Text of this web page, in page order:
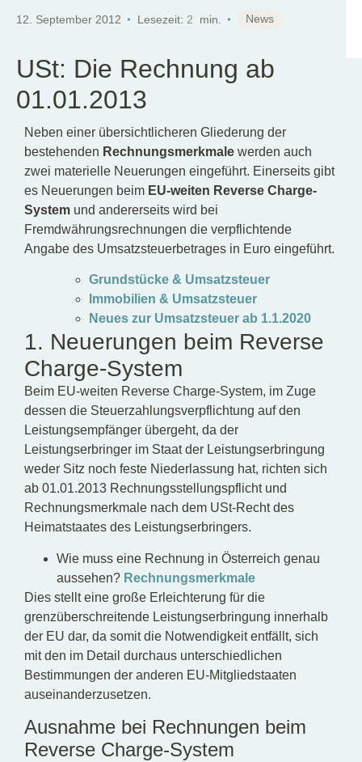
12. September 2012 Lesezeit: 2 min. News
USt: Die Rechnung ab
01.01.2013
Neben einer übersichtlicheren Gliederung der
bestehenden Rechnungsmerkmale werden auch
zwei materielle Neuerungen eingeführt. Einerseits gibt
es Neuerungen beim EU-weiten Reverse Charge-
System und andererseits wird bei
Fremdwährungsrechnungen die verpflichtende
Angabe des Umsatzsteuerbetrages in Euro eingeführt.
Grundstücke & Umsatzsteuer
Immobilien & Umsatzsteuer
Neues zur Umsatzsteuer ab 1.1.2020
1. Neuerungen beim Reverse
Charge-System
Beim EU-weiten Reverse Charge-System, im Zuge
dessen die Steuerzahlungsverpflichtung auf den
Leistungsempfänger übergeht, da der
Leistungserbringer im Staat der Leistungserbringung
weder Sitz noch feste Niederlassung hat, richten sich
ab 01.01.2013 Rechnungsstellungspflicht und
Rechnungsmerkmale nach dem USt-Recht des
Heimatstaates des Leistungserbringers.
Wie muss eine Rechnung in Österreich genau
aussehen? Rechnungsmerkmale
Dies stellt eine große Erleichterung für die
grenzüberschreitende Leistungserbringung innerhalb
der EU dar, da somit die Notwendigkeit entfällt, sich
mit den im Detail durchaus unterschiedlichen
Bestimmungen der anderen EU-Mitgliedstaaten
auseinanderzusetzen.
Ausnahme bei Rechnungen beim
Reverse Charge-System